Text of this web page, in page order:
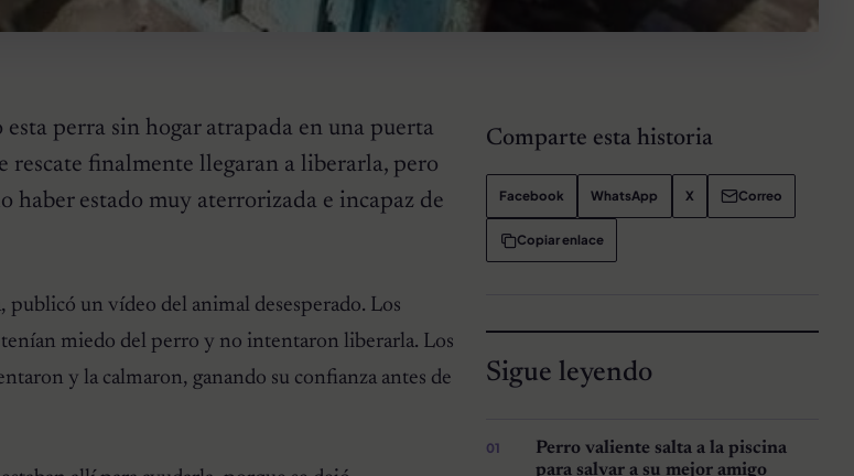
perra sin hogar atrapada en una puerta
rescate finalmente llegaran a liberarla, pero
haber estado muy aterrorizada e incapaz de
publicó un vídeo del animal desesperado. Los
miedo del perro y no intentaron liberarla. Los
y la calmaron, ganando su confianza antes de
Comparte esta historia
Facebook WhatsApp X Correo
Copiar enlace
Sigue leyendo
Perro valiente salta a la piscina
para salvar a su mejor amigo